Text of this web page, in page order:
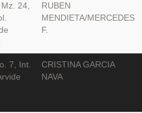
24,
RUBEN
MENDIETA/MERCEDES
F.
7, Int.
CRISTINA GARCIA
NAVA